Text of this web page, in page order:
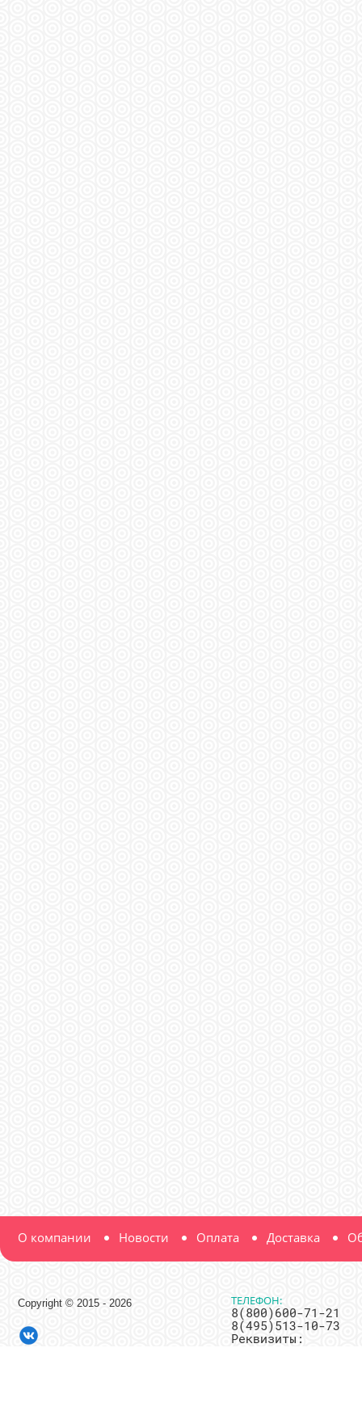
О компании Новости Оплата Доставка
Copyright © 2015 - 2026 ТЕЛЕФОН:
8(800)600-71-21
8(495)513-10-73
Реквизиты: